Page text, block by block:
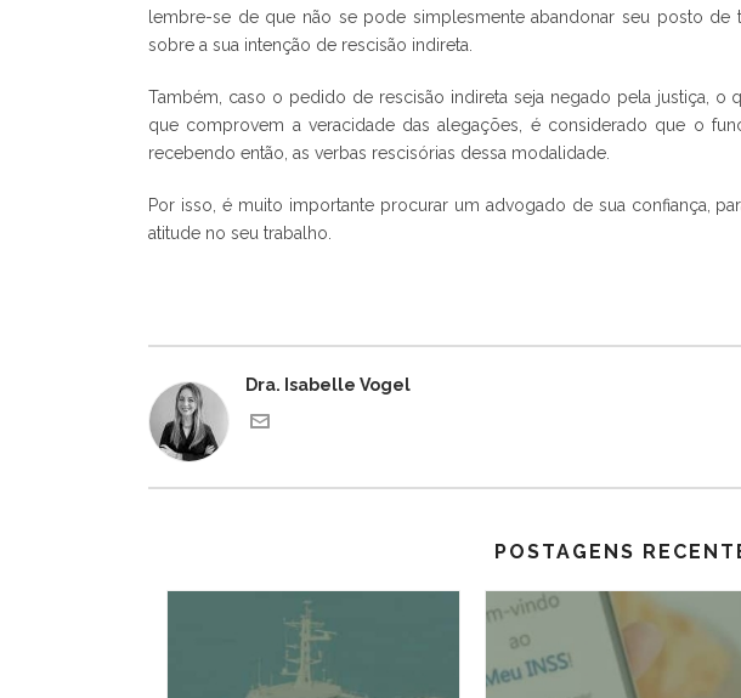
lembre-se de que não se pode simplesmente abandonar seu posto de
sobre a sua intenção de rescisão indireta.
Também, caso o pedido de rescisão indireta seja negado pela justiça, o
que comprovem a veracidade das alegações, é considerado que o
recebendo então, as verbas rescisórias dessa modalidade.
Por isso, é muito importante procurar um advogado de sua confiança,
atitude no seu trabalho.
Dra. Isabelle Vogel
POSTAGENS